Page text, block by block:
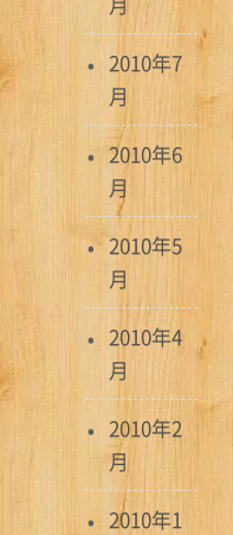
2010年7
月
2010年6
月
2010年5
月
2010年4
月
2010年2
月
2010年1